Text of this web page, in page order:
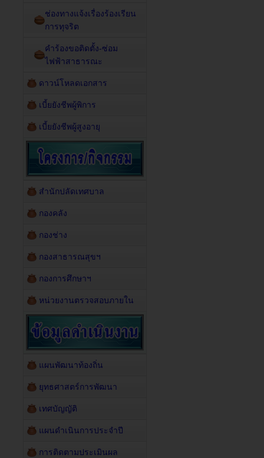
ช่องทางแจ้งเรื่องร้องเรียน
การทุจริต
คำร้องขอติดตั้ง-ซ่อม
ไฟฟ้าสาธารณะ
ดาวน์โหลดเอกสาร
เบี้ยยังชีพผู้พิการ
เบี้ยยังชีพผู้สูงอายุ
สำนักปลัดเทศบาล
กองคลัง
กองช่าง
กองสาธารณสุขฯ
กองการศึกษาฯ
หน่วยงานตรวจสอบภายใน
แผนพัฒนาท้องถิ่น
ยุทธศาสตร์การพัฒนา
เทศบัญญัติ
แผนดำเนินการประจำปี
การติดตามประเมินผล